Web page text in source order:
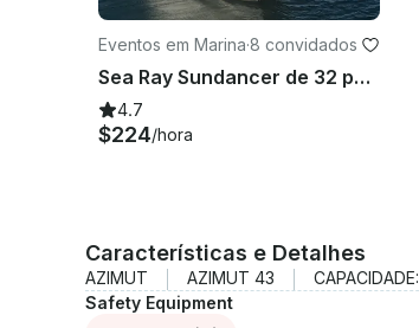
Eventos em Marina·8 convidados
Sea Ray Sundancer de 32 pés em Cabo San Lucas, Baja California
4.7
$224/hora
Características e Detalhes
AZIMUT AZIMUT 43 CAPACIDADE:
Safety Equipment